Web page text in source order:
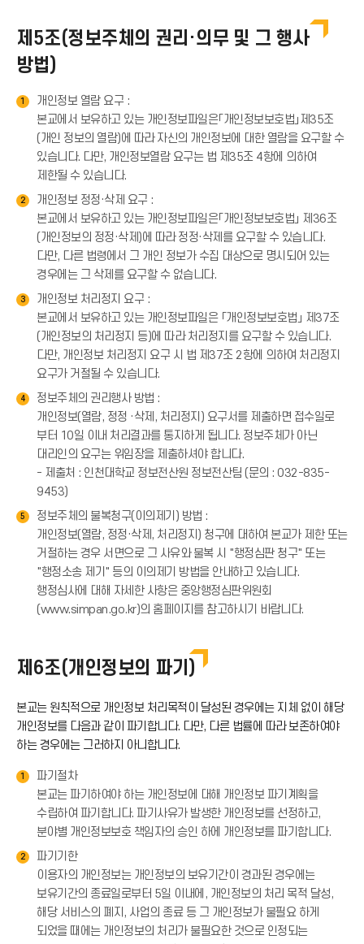
콘
로
아
콘
제5조(정보주체의 권리·의무 및 그 행사
방법)
1
개인정보 열람 요구 :
본교에서 보유하고 있는 개인정보파일은「개인정보보호법」제35조
(개인 정보의 열람)에 따라 자신의 개인정보에 대한 열람을 요구할 수
있습니다. 다만, 개인정보열람 요구는 법 제35조 4항에 의하여
제한될 수 있습니다.
2
개인정보 정정·삭제 요구 :
본교에서 보유하고 있는 개인정보파일은「개인정보보호법」 제36조
(개인정보의 정정·삭제)에 따라 정정·삭제를 요구할 수 있습니다.
다만, 다른 법령에서 그 개인 정보가 수집 대상으로 명시되어 있는
경우에는 그 삭제를 요구할 수 없습니다.
3
개인정보 처리정지 요구 :
본교에서 보유하고 있는 개인정보파일은 「개인정보보호법」 제37조
(개인정보의 처리정지 등)에 따라 처리정지를 요구할 수 있습니다.
다만, 개인정보 처리정지 요구 시 법 제37조 2항에 의하여 처리정지
요구가 거절될 수 있습니다.
4
정보주체의 권리행사 방법 :
개인정보(열람, 정정 ·삭제, 처리정지) 요구서를 제출하면 접수일로
부터 10일 이내 처리결과를 통지하게 됩니다. 정보주체가 아닌
대리인의 요구는 위임장을 제출하셔야 합니다.
- 제출처 : 인천대학교 정보전산원 정보전산팀 (문의 : 032-835-
9453)
5
정보주체의 불복청구(이의제기) 방법 :
개인정보(열람, 정정·삭제, 처리정지) 청구에 대하여 본교가 제한 또는
거절하는 경우 서면으로 그 사유와 불복 시 "행정심판 청구" 또는
"행정소송 제기" 등의 이의제기 방법을 안내하고 있습니다.
행정심사에 대해 자세한 사항은 중앙행정심판위원회
(www.simpan.go.kr)의 홈페이지를 참고하시기 바랍니다.
제6조(개인정보의 파기)
본교는 원칙적으로 개인정보 처리목적이 달성된 경우에는 지체 없이 해당
개인정보를 다음과 같이 파기합니다. 다만, 다른 법률에 따라 보존하여야
하는 경우에는 그러하지 아니합니다.
1
파기절차
본교는 파기하여야 하는 개인정보에 대해 개인정보 파기계획을
수립하여 파기합니다. 파기사유가 발생한 개인정보를 선정하고,
분야별 개인정보보호 책임자의 승인 하에 개인정보를 파기합니다.
2
파기기한
이용자의 개인정보는 개인정보의 보유기간이 경과된 경우에는
보유기간의 종료일로부터 5일 이내에, 개인정보의 처리 목적 달성,
해당 서비스의 폐지, 사업의 종료 등 그 개인정보가 불필요 하게
되었을 때에는 개인정보의 처리가 불필요한 것으로 인정되는